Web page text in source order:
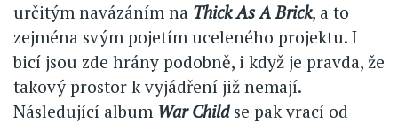
určitým navázáním na Thick As A Brick, a to
zejména svým pojetím uceleného projektu. I
bicí jsou zde hrány podobně, i když je pravda, že
takový prostor k vyjádření již nemají.
Následující album War Childse pak vrací od